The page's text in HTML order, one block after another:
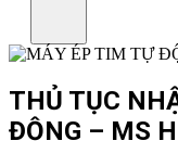
THỦ TỤC
ĐỘNG – MS